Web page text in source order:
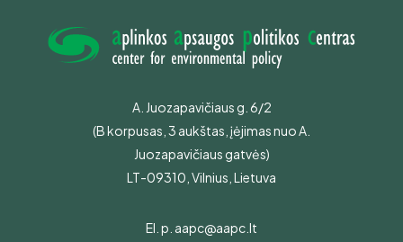
A. Juozapavičiaus g. 6/2
(B korpusas, 3 aukštas, įėjimas nuo A.
Juozapavičiaus gatvės)
LT-09310, Vilnius, Lietuva
El. p. aapc@aapc.lt